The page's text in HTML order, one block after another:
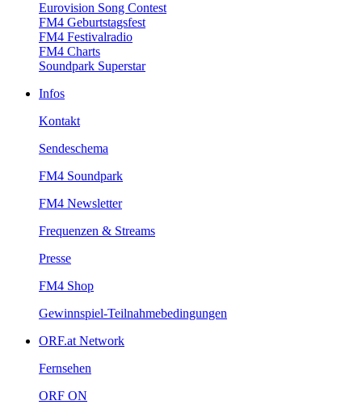
EurovisionSongContest
FM4Geburtstagsfest
FM4Festivalradio
FM4Charts
SoundparkSuperstar
Infos
Kontakt
Sendeschema
FM4Soundpark
FM4Newsletter
Frequenzen&Streams
Presse
FM4Shop
Gewinnspiel-Teilnahmebedingungen
ORF.atNetwork
Fernsehen
ORFON